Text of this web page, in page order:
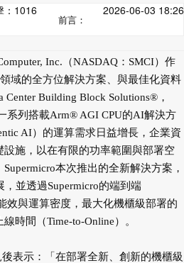
1016 2026-06-03 18:26
前言：
Inc.（NASDAQ：SMCI）作
域的全方位解決方案、與最佳化資料
Building Block Solutions®，
系列搭載Arm® AGI CPU的AI解決方
AI）的運算需求日益增長，企業資
施，以在有限的功率範圍與部署空
本次推出的全新解決方案，
並透過Supermicro的端到端
效與運算密度，最大化機櫃級部署的
時間（Time-to-Online）。
表示：「在部署全新、創新的機櫃級